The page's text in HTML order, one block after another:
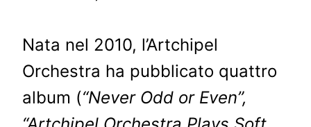
Nata nel 2010, l’Artchipel
Orchestra ha pubblicato quattro
album (“Never Odd or Even”,